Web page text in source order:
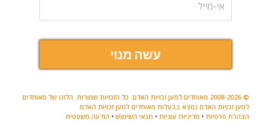
עשה מנוי
© 2008-2026 מאוחדים למען זכויות האדם. כל הזכויות שמורות. הלוגו של מאוחדים
למען זכויות האדם נמצא בבעלות מאוחדים למען זכויות האדם.
הצהרת פרטיות• מדיניות עוגיות• תנאי השימוש• הודעה משפטית